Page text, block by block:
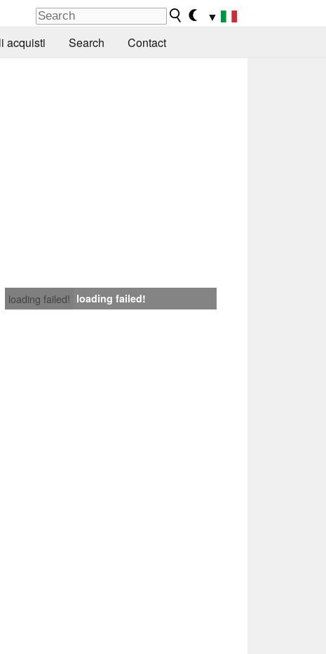
▼
acquisti Search Contact
loading failed! loading failed!